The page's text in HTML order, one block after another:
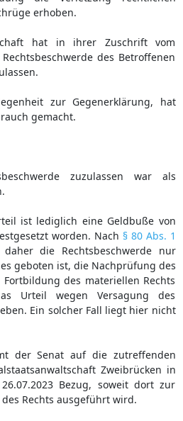
erhoben.
hat in ihrer Zuschrift vom
des Betroffenen
zur Gegenerklärung, hat
gemacht.
zuzulassen war als
ist lediglich eine Geldbuße von
worden. Nach § 80 Abs. 1
die Rechtsbeschwerde nur
geboten ist, die Nachprüfung des
des materiellen Rechts
Urteil wegen Versagung des
Ein solcher Fall liegt hier nicht
der Senat auf die zutreffenden
Zweibrücken in
Bezug, soweit dort zur
Rechts ausgeführt wird.